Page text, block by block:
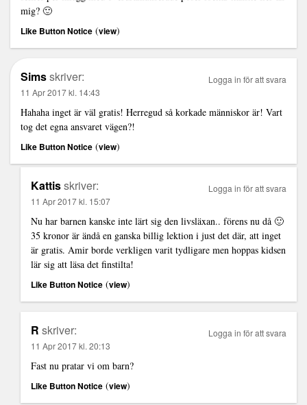
mig? 🙂
Like Button Notice (view)
Simsskriver:
11 Apr 2017 kl. 14:43
Hahaha inget är väl gratis! Herregud så korkade människor är! Vart
tog det egna ansvaret vägen?!
Like Button Notice (view)
Logga in för att svara
Kattisskriver:
11 Apr 2017 kl. 15:07
Nu har barnen kanske inte lärt sig den livsläxan.. förens nu då 🙂
35 kronor är ändå en ganska billig lektion i just det där, att inget
är gratis. Amir borde verkligen varit tydligare men hoppas kidsen
lär sig att läsa det finstilta!
Like Button Notice (view)
Logga in för att svara
R skriver:
11 Apr 2017 kl. 20:13
Fast nu pratar vi om barn?
Like Button Notice (view)
Logga in för att svara